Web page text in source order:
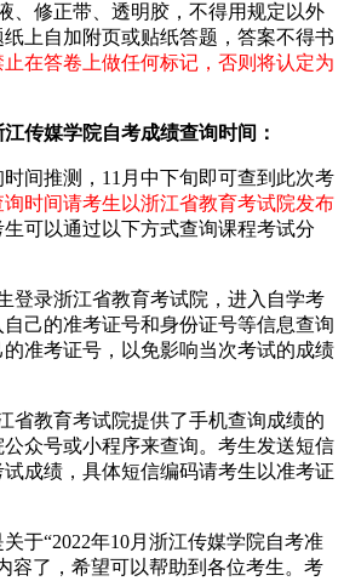
修正带、透明胶，不得用规定以外
上自加附页或贴纸答题，答案不得书
止在答卷上做任何标记，否则将认定为
江传媒学院自考成绩查询时间：
推测，11月中下旬即可查到此次考
时间请考生以浙江省教育考试院发布
生可以通过以下方式查询课程考试分
登录浙江省教育考试院，进入自学考
己的准考证号和身份证号等信息查询
准考证号，以免影响当次考试的成绩
省教育考试院提供了手机查询成绩的
众号或小程序来查询。考生发送短信
成绩，具体短信编码请考生以准考证
“2022年10月浙江传媒学院自考准
容了，希望可以帮助到各位考生。考